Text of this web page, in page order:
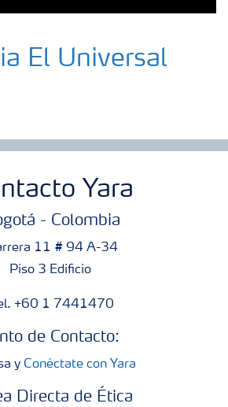
El Universal
Yara
- Colombia
11 # 94 A-34
Piso 3 Edificio
+60 1 7441470
de Contacto:
y Conéctate con Yara
Directa de Ética